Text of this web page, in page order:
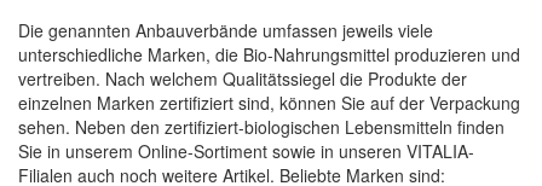
Die genannten Anbauverbände umfassen jeweils viele
unterschiedliche Marken, die Bio-Nahrungsmittel produzieren und
vertreiben. Nach welchem Qualitätssiegel die Produkte der
einzelnen Marken zertifiziert sind, können Sie auf der Verpackung
sehen. Neben den zertifiziert-biologischen Lebensmitteln finden
Sie in unserem Online-Sortiment sowie in unseren VITALIA-
Filialen auch noch weitere Artikel. Beliebte Marken sind: